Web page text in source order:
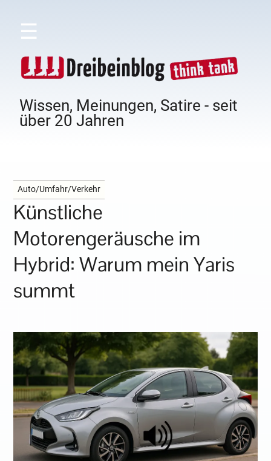
☰
Wissen, Meinungen, Satire - seit
über 20 Jahren
Auto/Umfahr/Verkehr
Künstliche
Motorengeräusche im
Hybrid: Warum mein Yaris
summt